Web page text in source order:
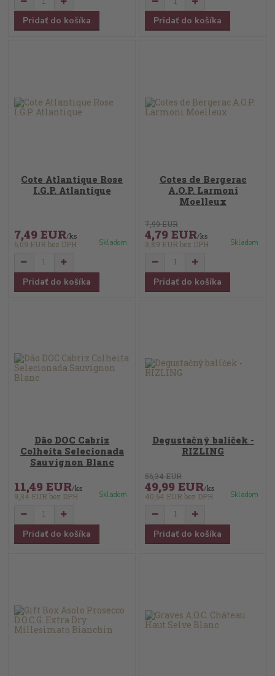
Pridať do košíka Pridať do košíka
Cote Atlantique Rose
I.G.P. Atlantique
7,49 EUR/ks
6,09 EUR bez DPH Skladom
Pridať do košíka
Cotes de Bergerac
A.O.P. Larmoni
Moelleux
7,99 EUR
4,79 EUR/ks
3,89 EURbez DPH Skladom
Pridať do košíka
Dão DOC Cabriz
Colheita Selecionada
Sauvignon Blanc
11,49 EUR/ks
9,34 EUR bez DPH Skladom
Pridať do košíka
Degustačný balíček -
RIZLING
56,34 EUR
49,99 EUR/ks
40,64 EURbez DPH Skladom
Pridať do košíka